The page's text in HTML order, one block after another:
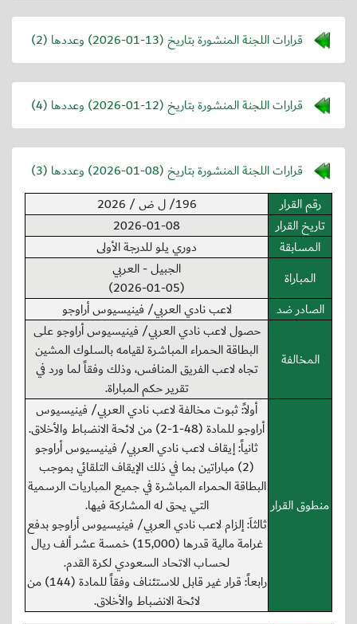
قرارات اللجنة المنشورة بتاريخ (2026-01-13) وعددها (2)
قرارات اللجنة المنشورة بتاريخ (2026-01-12) وعددها (4)
قرارات اللجنة المنشورة بتاريخ (2026-01-08) وعددها (3)
رقم القرار
196/ ل ض / 2026
تاريخ القرار
2026-01-08
المسابقة
دوري يلو للدرجة الأولى
المباراة
الجبيل - العربي
(2026-01-05)
الصادر ضد
لاعب نادي العربي/ فينيسيوس أراوجو
المخالفة
حصول لاعب نادي العربي/ فينيسيوس أراوجو على
البطاقة الحمراء المباشرة لقيامه بالسلوك المشين
تجاه لاعب الفريق المنافس، وذلك وفقاً لما ورد في
تقرير حكم المباراة.
منطوق القرار
أولاً: ثبوت مخالفة لاعب نادي العربي/ فينيسيوس
أراوجو للمادة (48-1-2) من لائحة الانضباط والأخلاق.
ثانياً: إيقاف لاعب نادي العربي/ فينيسيوس أراوجو
(2) مباراتين بما في ذلك الإيقاف التلقائي بموجب
البطاقة الحمراء المباشرة في جميع المباريات الرسمية
التي يحق له المشاركة فيها.
ثالثاَ: إلزام لاعب نادي العربي/ فينيسيوس أراوجو بدفع
غرامة مالية قدرها (15,000) خمسة عشر ألف ريال
لحساب الاتحاد السعودي لكرة القدم.
رابعاً: قرار غير قابل للاستئناف وفقاً للمادة (144) من
لائحة الانضباط والأخلاق.